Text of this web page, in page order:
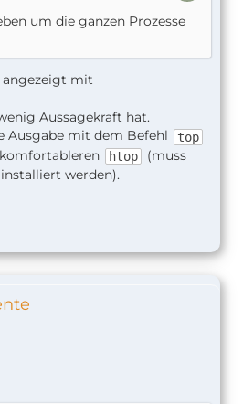
um die ganzen Prozesse
angezeigt mit
Aussagekraft hat.
Ausgabe mit dem Befehl
top
htop
(muss
werden).